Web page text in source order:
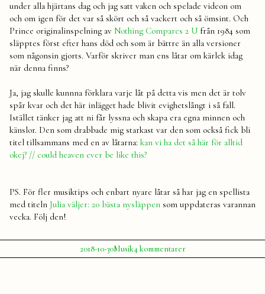
under alla hjärtans dag och jag satt vaken och spelade videon om
och om igen för det var så skört och så vackert och så ömsint. Och
Prince originalinspelning av Nothing Compares 2 U från 1984 som
släpptes först efter hans död och som är bättre än alla versioner
som någonsin gjorts. Varför skriver man ens låtar om kärlek idag
när denna finns?
Ja, jag skulle kunnna förklara varje låt på detta vis men det är tolv
spår kvar och det här inlägget hade blivit evighetslångt i så fall.
Istället tänker jag att ni får lyssna och skapa era egna minnen och
känslor. Den som drabbade mig starkast var den som också fick bli
titel tillsammans med en av låtarna: kan vi ha det så här för alltid
okej? // could heaven ever be like this?
PS. För fler musiktips och enbart nyare låtar så har jag en spellista
med titeln Julia väljer: 20 bästa nysläppen som uppdateras varannan
vecka. Följ den!
Publicerat
av
Julia
2018-10-30Publicerat
i
MusikEtiketter:
spellista,
4 kommentarertill
Kan